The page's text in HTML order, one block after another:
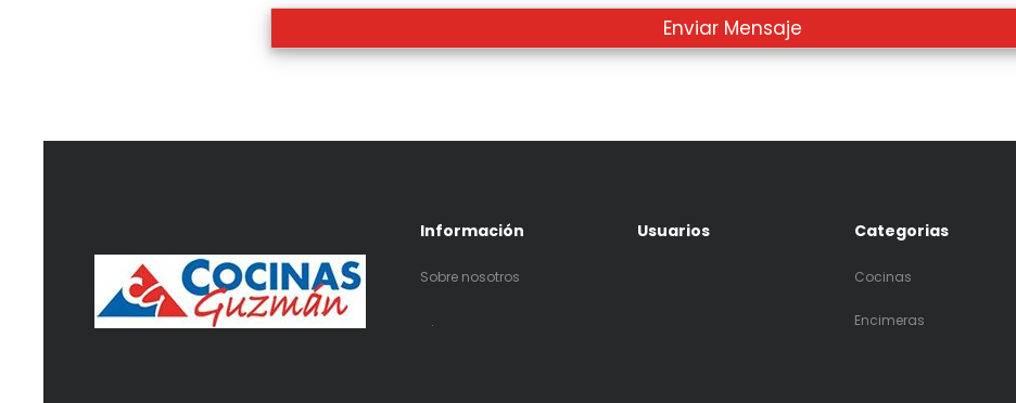
Información
Sobre nosotros
.
Usuarios Categorias
Cocinas
Encimeras